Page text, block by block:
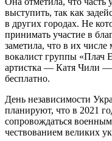
выступить, так как
в других городах. Не
принимать участие в
заметила, что в их
вокалист группы «Плач
артистка — Катя Чили —
бесплатно.
День независимости
планируют, что в 2021
сопровождаться
чествованием великих